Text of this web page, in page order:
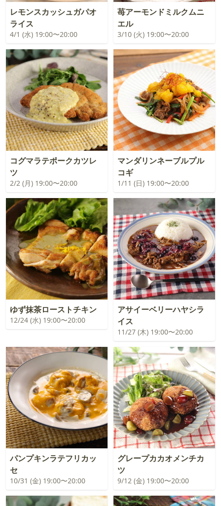
レモンスカッシュガパオ
ライス
4/1 (水) 19:00〜20:00
苺アーモンドミルクムニ
エル
3/10 (火) 19:00〜20:00
コグマラテポークカツレ
ツ
2/2 (月) 19:00〜20:00
マンダリンネーブルプル
コギ
1/11 (日) 19:00〜20:00
ゆず抹茶ローストチキン
12/24 (水) 19:00〜20:00
アサイーベリーハヤシラ
イス
11/27 (木) 19:00〜20:00
パンプキンラテフリカッ
セ
10/31 (金) 19:00〜20:00
グレープカカオメンチカ
ツ
9/12 (金) 19:00〜20:00